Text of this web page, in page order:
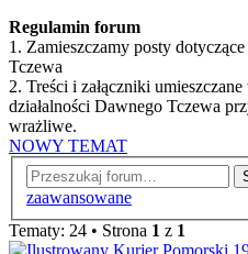
Regulamin forum
1. Zamieszczamy posty
Tczewa
2. Treści i załączniki
działalności Dawnego Tczewa
wrażliwe.
NOWY TEMAT
zaawansowane
Tematy: 24 • Strona 1 z 1